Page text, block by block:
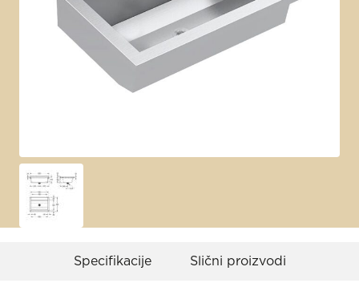
Specifikacije Slični proizvodi